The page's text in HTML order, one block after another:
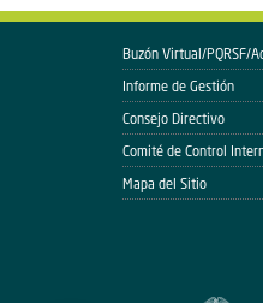
Buzón Virtual/PQRSF/
Informe de Gestión
Consejo Directivo
Comité de Control
Mapa del Sitio